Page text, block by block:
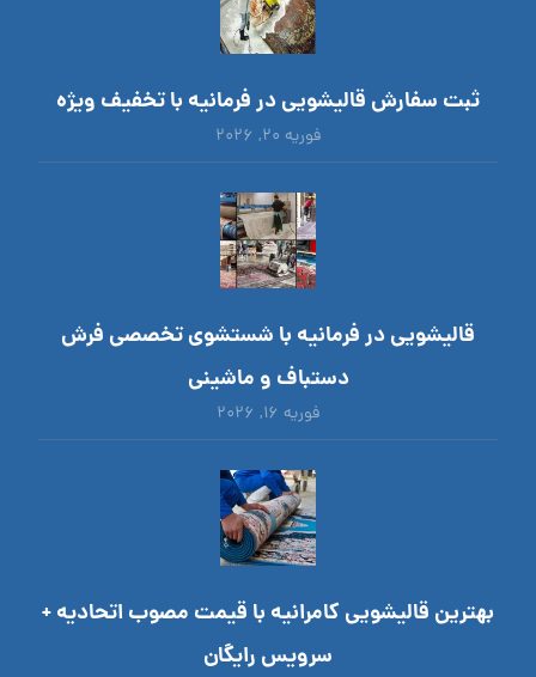
ثبت سفارش قالیشویی در فرمانیه با تخفیف ویژه
فوریه ۲۰, ۲۰۲۶
قالیشویی در فرمانیه با شستشوی تخصصی فرش
دستباف و ماشینی
فوریه ۱۶, ۲۰۲۶
بهترین قالیشویی کامرانیه با قیمت مصوب اتحادیه +
سرویس رایگان